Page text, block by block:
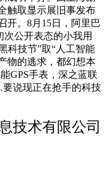
触取显示展旧事发布
开。8月15日，阿里巴
次公开表态的小我用
科技节”取“人工智能
物的逃求，都幻想本
GPS手表，深之蓝联
说现正在抢手的科技
技术有限公司